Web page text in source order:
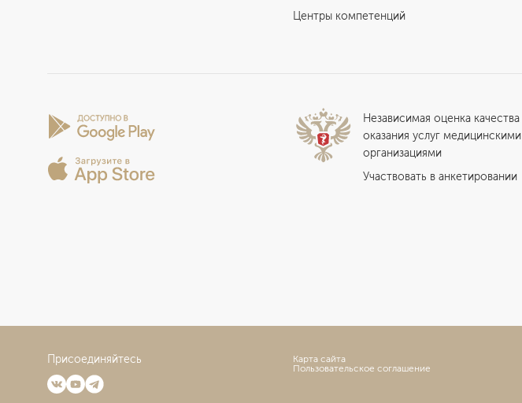
Центры компетенций
Независимая оценка качества
оказания услуг медицинскими
организациями
Участвовать в анкетировании
Присоединяйтесь Карта сайта
Пользовательское соглашение